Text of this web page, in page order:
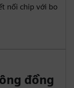
nối chip với bo
đồng